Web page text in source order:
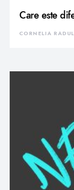
Care este
CORNELIA